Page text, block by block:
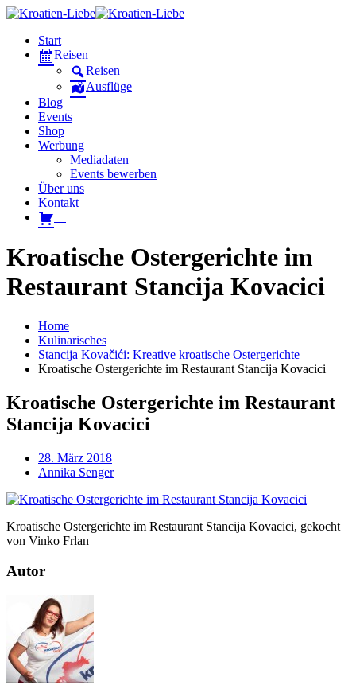
Start
Reisen
Reisen
Ausflüge
Blog
Events
Shop
Werbung
Mediadaten
Events bewerben
Über uns
Kontakt
Kroatische Ostergerichte im
Restaurant Stancija Kovacici
Home
Kulinarisches
Stancija Kovačići: Kreative kroatische Ostergerichte
Kroatische Ostergerichte im Restaurant Stancija Kovacici
Kroatische Ostergerichte im Restaurant
Stancija Kovacici
28. März 2018
Annika Senger
Kroatische Ostergerichte im Restaurant Stancija Kovacici, gekocht
von Vinko Frlan
Autor